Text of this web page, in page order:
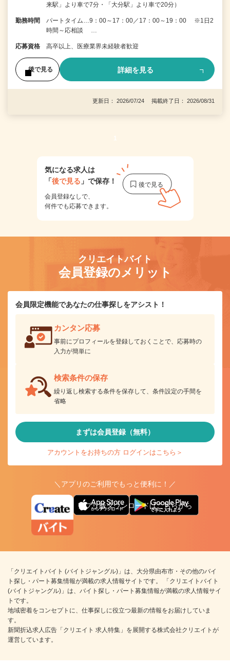
来駅」より車で7分・「大分駅」より車で20分）
勤務時間
パートタイム…9：00～17：00／17：00～19：00 ※1日2
時間～応相談 …
応募資格 高卒以上、医療業界未経験者歓迎
後で見る 詳細を見る
更新日： 2026/07/24 掲載終了日： 2026/08/31
1
気になる求人は
「後で見る 」で保存！
会員登録なしで、
何件でも応募できます。
クリエイトバイト
会員登録のメリット
会員限定機能であなたの仕事探しをアシスト！
カンタン応募
事前にプロフィールを登録しておくことで、応募時の
入力が簡単に
検索条件の保存
繰り返し検索する条件を保存して、条件設定の手間を
省略
まずは会員登録（無料）
アカウントをお持ちの方 ログインはこちら＞
＼アプリのご利用でもっと便利に！／
アプリ版ダウンロードはこちらから
「クリエイトバイト (バイトジャングル)」は、大分県由布市・その他のバイ
ト探し・パート募集情報が満載の求人情報サイトです。 「クリエイトバイト
(バイトジャングル)」は、バイト探し・パート募集情報が満載の求人情報サイ
トです。
地域密着をコンセプトに、仕事探しに役立つ最新の情報をお届けしていま
す。
新聞折込求人広告「クリエイト 求人特集」を展開する株式会社クリエイトが
運営しています。